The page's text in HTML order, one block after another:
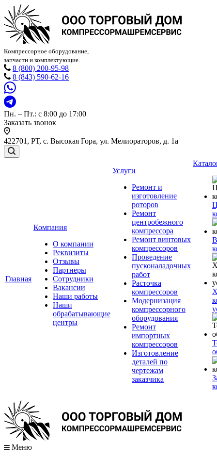
Компрессорное оборудование,
запчасти и комплектующие.
8 (800) 200-95-98
8 (843) 590-62-16
Пн. – Пт.: с 8:00 до 17:00
Заказать звонок
422701, РТ, с. Высокая Гора, ул. Мелиораторов, д. 1а
Главная
Компания
О компании
Реквизиты
Отзывы
Партнеры
Сотрудники
Вакансии
Наши работы
Наши
обрабатывающие
центры
Услуги
Ремонт и
изготовление
роторов
Ремонт
центробежного
компрессора
Ремонт винтовых
компрессоров
Проведение
пусконаладочных
работ
Расточка
компрессоров
Модернизация
компрессорного
оборудования
Ремонт
импортных
компрессоров
Изготовление
деталей по
чертежам
заказчика
Меню